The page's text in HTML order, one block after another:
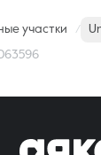
участки